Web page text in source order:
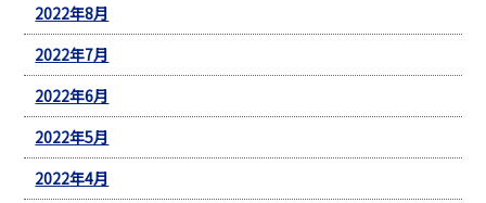
2022年8月
2022年7月
2022年6月
2022年5月
2022年4月